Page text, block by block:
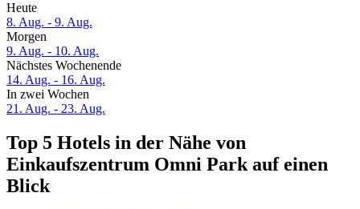
Heute
8. Aug. - 9. Aug.
Morgen
9. Aug. - 10. Aug.
Nächstes Wochenende
14. Aug. - 16. Aug.
In zwei Wochen
21. Aug. - 23. Aug.
Top 5 Hotels in der Nähe von
Einkaufszentrum Omni Park auf einen
Blick